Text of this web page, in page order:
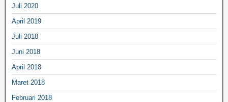
Juli 2020
April 2019
Juli 2018
Juni 2018
April 2018
Maret 2018
Februari 2018